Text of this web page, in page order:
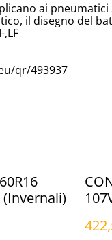
ai
il disegno del
,LF
qr/493937
(Invernali)
%